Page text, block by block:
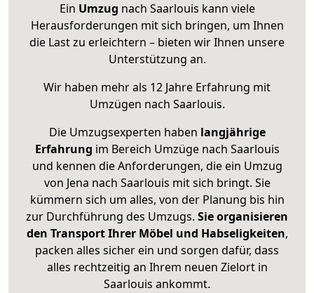
Ein Umzug nach Saarlouis kann viele
Herausforderungen mit sich bringen, um Ihnen
die Last zu erleichtern – bieten wir Ihnen unsere
Unterstützung an.
Wir haben mehr als 12 Jahre Erfahrung mit
Umzügen nach Saarlouis.
Die Umzugsexperten haben langjährige
Erfahrung im Bereich Umzüge nach Saarlouis
und kennen die Anforderungen, die ein Umzug
von Jena nach Saarlouis mit sich bringt. Sie
kümmern sich um alles, von der Planung bis hin
zur Durchführung des Umzugs. Sie organisieren
den Transport Ihrer Möbel und Habseligkeiten,
packen alles sicher ein und sorgen dafür, dass
alles rechtzeitig an Ihrem neuen Zielort in
Saarlouis ankommt.